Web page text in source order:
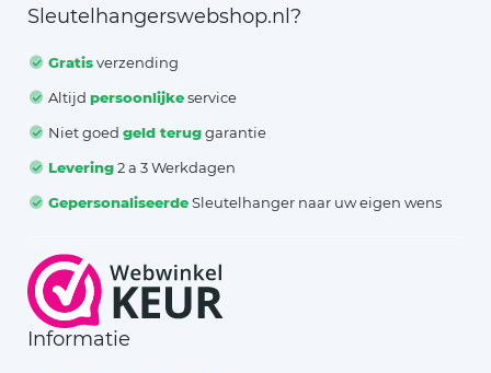
Sleutelhangerswebshop.nl?
Gratisverzending
Altijdpersoonlijkeservice
Niet goedgeld teruggarantie
Levering2 a 3 Werkdagen
GepersonaliseerdeSleutelhanger naar uw eigen wens
Informatie